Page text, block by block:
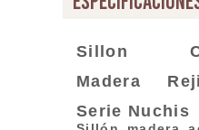
Sillon
Madera
Serie Nuchis